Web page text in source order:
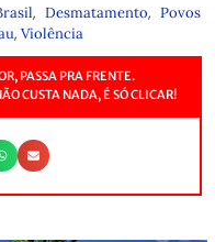
,Desmatamento,Povos
, Violência
PASSA PRA FRENTE.
CUSTA NADA, É SÓ CLICAR!